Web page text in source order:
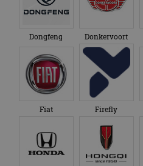
Dongfeng Donkervoort
Fiat Firefly